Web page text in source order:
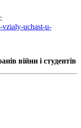
vzialy-uchast-u-
війни і студентів